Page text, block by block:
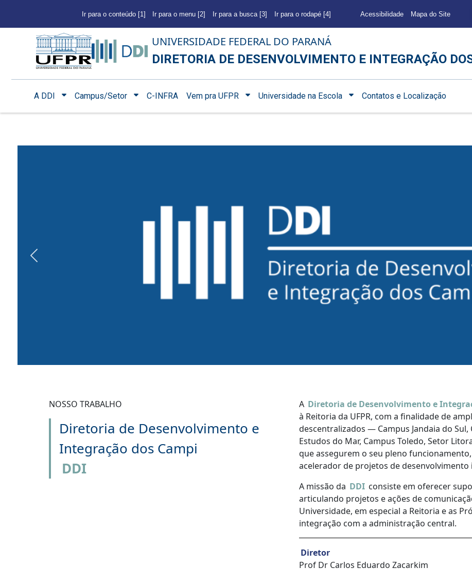
Ir para o conteúdo [1] Ir para o menu [2] Ir para a busca [3] Ir para o rodapé [4] Acessibilidade Mapa do Site
UNIVERSIDADE FEDERAL DO PARANÁ
DIRETORIA DE DESENVOLVIMENTO E INTEGRAÇÃO
A DDI Campus/Setor C-INFRA Vem pra UFPR Universidade na Escola Contatos e Localização
Previous
NOSSO TRABALHO
Diretoria de Desenvolvimento e
Integração dos Campi
DDI
A Diretoria de Desenvolvimento e
à Reitoria da UFPR, com a finalidade de
descentralizados — Campus Jandaia do
Estudos do Mar, Campus Toledo, Setor
que assegurem o seu pleno
acelerador de projetos de
A missão da DDI consiste em oferecer
articulando projetos e ações de
Universidade, em especial a Reitoria e as
integração com a administração central.
Diretor
Prof Dr Carlos Eduardo Zacarkim